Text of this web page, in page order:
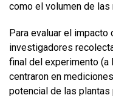
como el volumen de
Para evaluar el
investigadores
final del experimento
centraron en
potencial de las plantas